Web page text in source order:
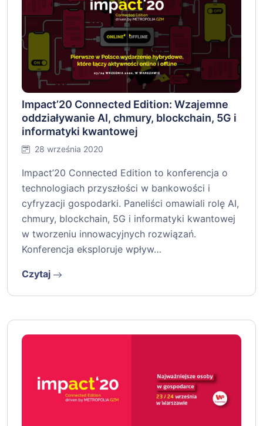
Impact’20 Connected Edition: Wzajemne
oddziaływanie AI, chmury, blockchain, 5G i
informatyki kwantowej
28 września 2020
Impact’20 Connected Edition to konferencja o
technologiach przyszłości w bankowości i
cyfryzacji gospodarki. Paneliści omawiali rolę AI,
chmury, blockchain, 5G i informatyki kwantowej
w tworzeniu innowacyjnych rozwiązań.
Konferencja eksploruje wpływ…
Czytaj